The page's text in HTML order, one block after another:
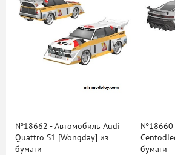
№18662 - Автомобиль Audi
Quattro S1 [Wongday] из
бумаги
№18660
бумаги